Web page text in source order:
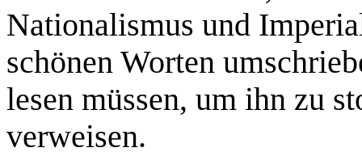
Nationalismus und
schönen Worten
lesen müssen, um ihn zu
verweisen.